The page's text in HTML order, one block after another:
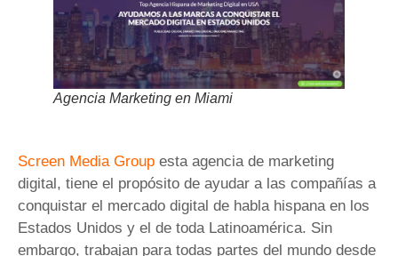
Agencia Marketing en Miami
Screen Media Group esta agencia de marketing
digital, tiene el propósito de ayudar a las compañías a
conquistar el mercado digital de habla hispana en los
Estados Unidos y el de toda Latinoamérica. Sin
embargo, trabajan para todas partes del mundo desde